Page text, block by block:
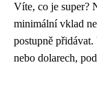
Víte, co je super?
minimální vklad
postupně
nebo dolarech,